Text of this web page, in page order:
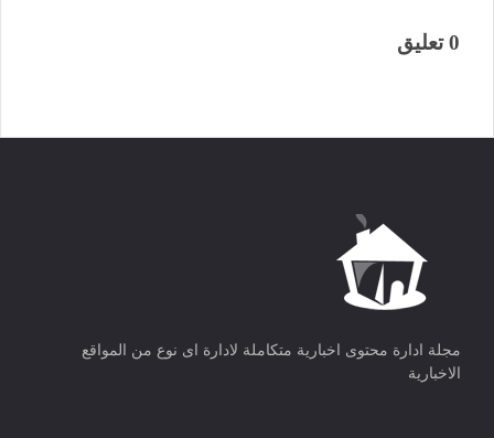
0 تعليق
مجلة ادارة محتوى اخبارية متكاملة لادارة اى نوع من المواقع
الاخبارية